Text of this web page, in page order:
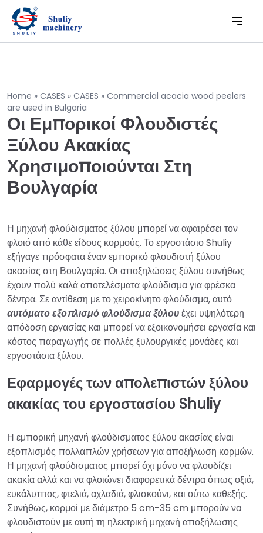
Home » CASES » CASES » Commercial acacia wood peelers
are used in Bulgaria
Οι Εμπορικοί Φλουδιστές
Ξύλου Ακακίας
Χρησιμοποιούνται Στη
Βουλγαρία
Η μηχανή φλούδισματος ξύλου μπορεί να αφαιρέσει τον
φλοιό από κάθε είδους κορμούς. Το εργοστάσιο Shuliy
εξήγαγε πρόσφατα έναν εμπορικό φλουδιστή ξύλου
ακασίας στη Βουλγαρία. Οι αποξηλώσεις ξύλου συνήθως
έχουν πολύ καλά αποτελέσματα φλούδισμα για φρέσκα
δέντρα. Σε αντίθεση με το χειροκίνητο φλούδισμα, αυτό
αυτόματο εξοπλισμό φλούδισμα ξύλουέχει υψηλότερη
απόδοση εργασίας και μπορεί να εξοικονομήσει εργασία και
κόστος παραγωγής σε πολλές ξυλουργικές μονάδες και
εργοστάσια ξύλου.
Εφαρμογές των απολεπιστών ξύλου
ακακίας του εργοστασίου Shuliy
Η εμπορική μηχανή φλούδισματος ξύλου ακασίας είναι
εξοπλισμός πολλαπλών χρήσεων για αποξήλωση κορμών.
Η μηχανή φλούδισματος μπορεί όχι μόνο να φλουδίζει
ακακία αλλά και να φλοιώνει διαφορετικά δέντρα όπως οξιά,
ευκάλυπτος, φτελιά, αχλαδιά, φλισκούνι, και ούτω καθεξής.
Συνήθως, κορμοί με διάμετρο 5 cm-35 cm μπορούν να
φλουδιστούν με αυτή τη ηλεκτρική μηχανή αποξήλωσης